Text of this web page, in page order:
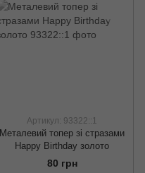
Артикул: 93322::1
Металевий топер зі стразами
Happy Birthday золото
80 грн